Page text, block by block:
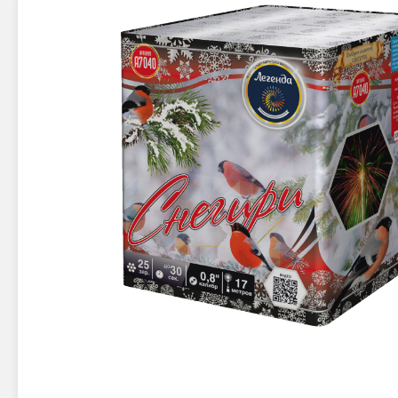
Новинки 2025/26
Фейерверки на свадьбу
Фейерверк-шоу
Батареи салютов
Цветной дым
Батареи салютов
Маленькие фейерверки
Средние фейерверки
Большие фейерверки
Петарды
Корсары
Жуки
Цветной